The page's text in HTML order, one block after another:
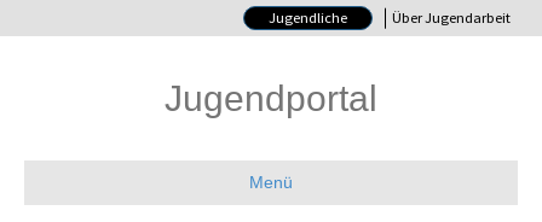
Jugendliche Über Jugendarbeit
Jugendportal
Menü